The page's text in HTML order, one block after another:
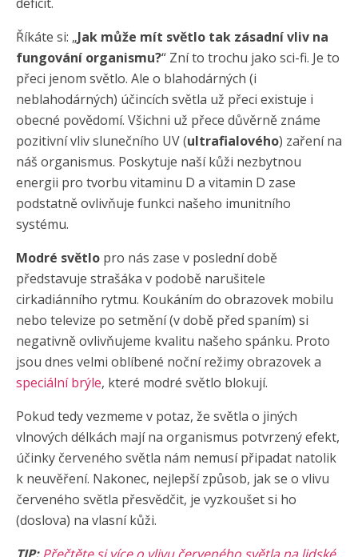
Říkáte si: „Jak může mít světlo tak zásadní vliv na
fungování organismu?“ Zní to trochu jako sci-fi. Je to
přeci jenom světlo. Ale o blahodárných (i
neblahodárných) účincích světla už přeci existuje i
obecné povědomí. Všichni už přece důvěrně známe
pozitivní vliv slunečního UV (ultrafialového) zaření na
náš organismus. Poskytuje naší kůži nezbytnou
energii pro tvorbu vitaminu D a vitamin D zase
podstatně ovlivňuje funkci našeho imunitního
systému.
Modré světlo pro nás zase v poslední době
představuje strašáka v podobě narušitele
cirkadiánního rytmu. Koukáním do obrazovek mobilu
nebo televize po setmění (v době před spaním) si
negativně ovlivňujeme kvalitu našeho spánku. Proto
jsou dnes velmi oblíbené noční režimy obrazovek a
speciální brýle, které modré světlo blokují.
Pokud tedy vezmeme v potaz, že světla o jiných
vlnových délkách mají na organismus potvrzený efekt,
účinky červeného světla nám nemusí připadat natolik
k neuvěření. Nakonec, nejlepší způsob, jak se o vlivu
červeného světla přesvědčit, je vyzkoušet si ho
(doslova) na vlasní kůži.